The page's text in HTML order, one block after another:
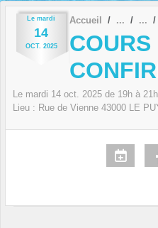
Le mardi
14
OCT. 2025
Accueil
Le mardi 14 oct. 2025 de 19h à 21h
Lieu : Rue de Vienne 43000 LE